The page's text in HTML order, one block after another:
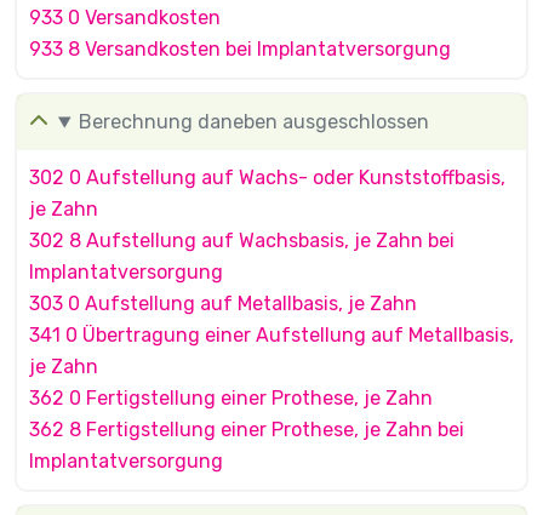
933 0 Versandkosten
933 8 Versandkosten bei Implantatversorgung
Berechnung daneben ausgeschlossen
302 0 Aufstellung auf Wachs- oder Kunststoffbasis,
je Zahn
302 8 Aufstellung auf Wachsbasis, je Zahn bei
Implantatversorgung
303 0 Aufstellung auf Metallbasis, je Zahn
341 0 Übertragung einer Aufstellung auf Metallbasis,
je Zahn
362 0 Fertigstellung einer Prothese, je Zahn
362 8 Fertigstellung einer Prothese, je Zahn bei
Implantatversorgung